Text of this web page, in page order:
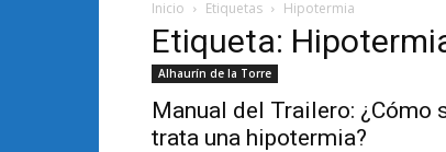
Inicio Etiquetas Hipotermia
Etiqueta:
Alhaurín de la Torre
Manual del Trailero: ¿Cómo
trata una hipotermia?